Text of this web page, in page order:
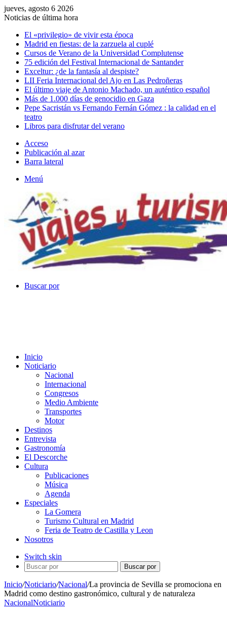
jueves, agosto 6 2026
Noticias de última hora
El «privilegio» de vivir esta época
Madrid en fiestas: de la zarzuela al cuplé
Cursos de Verano de la Universidad Complutense
75 edición del Festival Internacional de Santander
Exceltur: ¿de la fantasía al despiste?
LII Feria Internacional del Ajo en Las Pedroñeras
El último viaje de Antonio Machado, un auténtico español
Más de 1.000 días de genocidio en Gaza
Pepe Sacristán vs Fernando Fernán Gómez : la calidad en el
teatro
Libros para disfrutar del verano
Acceso
Publicación al azar
Barra lateral
Menú
Buscar por
Inicio
Noticiario
Nacional
Internacional
Congresos
Medio Ambiente
Transportes
Motor
Destinos
Entrevista
Gastronomía
El Descorche
Cultura
Publicaciones
Música
Agenda
Especiales
La Gomera
Turismo Cultural en Madrid
Feria de Teatro de Castilla y Leon
Nosotros
Switch skin
Buscar por
Inicio/Noticiario/Nacional/La provincia de Sevilla se promociona en
Madrid como destino gastronómico, cultural y de naturaleza
NacionalNoticiario